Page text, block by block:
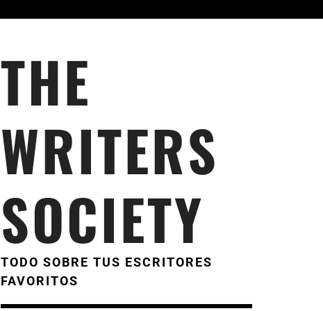
THE
WRITERS
SOCIETY
TODO SOBRE TUS ESCRITORES
FAVORITOS